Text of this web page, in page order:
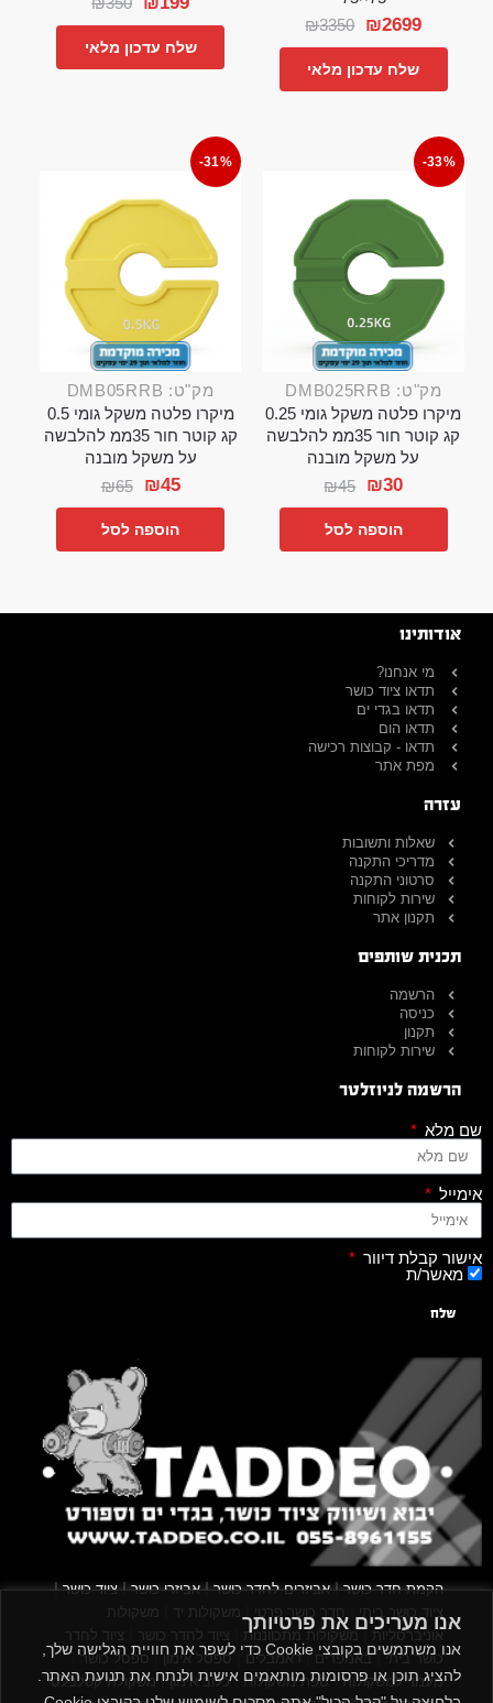
אנו מעריכים את פרטיותך
אנו משתמשים בקובצי Cookie כדי לשפר את חוויית הגלישה שלך,
להציג תוכן או פרסומות מותאמים אישית ולנתח את תנועת האתר.
₪3350 ₪2699
שלח עדכון מלאי
שלח עדכון מלאי
-33%
מק"ט: DMB025RRB
מיקרו פלטה משקל גומי 0.25
קג קוטר חור 35ממ להלבשה
על משקל מובנה
₪45 ₪30
הוספה לסל
-31%
מק"ט: DMB05RRB
מיקרו פלטה משקל גומי 0.5
קג קוטר חור 35ממ להלבשה
על משקל מובנה
₪65 ₪45
הוספה לסל
אודותינו
מי אנחנו?
תדאו ציוד כושר
תדאו בגדי ים
תדאו הום
תדאו - קבוצות רכישה
מפת אתר
עזרה
שאלות ותשובות
מדריכי התקנה
סרטוני התקנה
שירות לקוחות
תקנון אתר
תכנית שותפים
הרשמה
כניסה
תקנון
שירות לקוחות
הרשמה לניוזלטר
שם מלא
אימייל
אישור קבלת דיוור
מאשר/ת
שלח
הקמת חדר כושר|אביזרים לחדר כושר|אביזרי כושר|ציוד כושר|
ציוד כושר ביתי חדר כושר פרטי משקולות יד
משקולות
אוניברסליות |משקולות מתכווננות ציוד לחדר כושר
ציוד לחדר
כושר ביתי|באמפרים |דאמבלים |ספסל אימון | ספסל כושר|
מעמד למשקולות|ספת משקולות |כלוב אימון|משקולת קטלבלס